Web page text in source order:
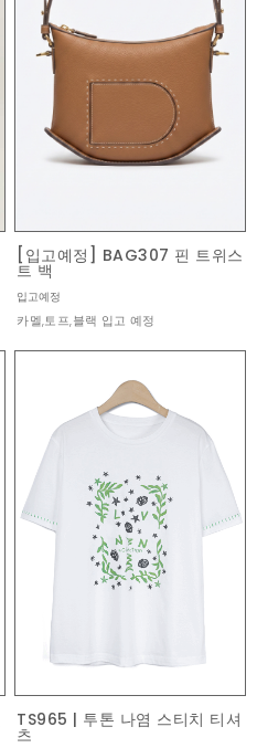
[입고예정] BAG307 핀 트위스
트 백
입고예정
카멜,토프,블랙 입고 예정
TS965 | 투톤 나염 스티치 티셔
츠